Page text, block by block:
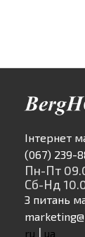
Інтернет
(067) 239-
Пн-Пт
Сб-Нд
З питань
ru | ua